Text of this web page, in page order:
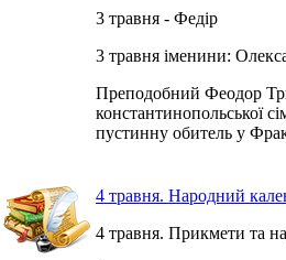
3 травня - Федір
3 травня іменини:
Преподобний Феодор
константинопольської
пустинну обитель у
4 травня. Народний
4 травня. Прикмети та